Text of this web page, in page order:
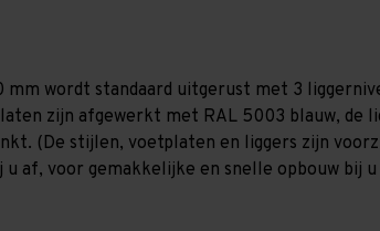
wordt standaard uitgerust met 3
zijn afgewerkt met RAL 5003 blauw, de
(De stijlen, voetplaten en liggers zijn
af, voor gemakkelijke en snelle opbouw bij